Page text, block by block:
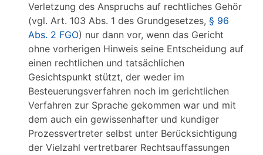
Verletzung des Anspruchs auf rechtliches Gehör
(vgl. Art. 103 Abs. 1 des Grundgesetzes, § 96
Abs. 2 FGO) nur dann vor, wenn das Gericht
ohne vorherigen Hinweis seine Entscheidung auf
einen rechtlichen und tatsächlichen
Gesichtspunkt stützt, der weder im
Besteuerungsverfahren noch im gerichtlichen
Verfahren zur Sprache gekommen war und mit
dem auch ein gewissenhafter und kundiger
Prozessvertreter selbst unter Berücksichtigung
der Vielzahl vertretbarer Rechtsauffassungen